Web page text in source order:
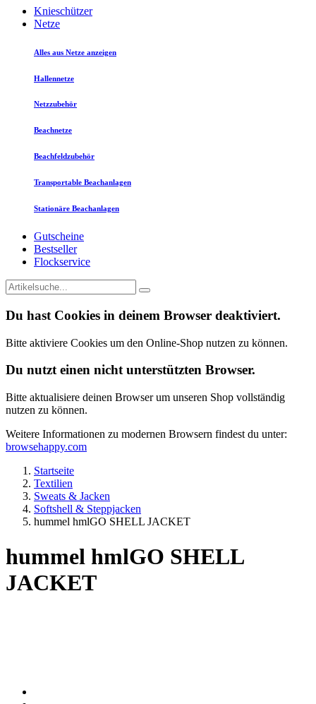
Knieschützer
Netze
Alles aus Netze anzeigen
Hallennetze
Netzzubehör
Beachnetze
Beachfeldzubehör
Transportable Beachanlagen
Stationäre Beachanlagen
Gutscheine
Bestseller
Flockservice
Du hast Cookies in deinem Browser deaktiviert.
Bitte aktiviere Cookies um den Online-Shop nutzen zu können.
Du nutzt einen nicht unterstützten Browser.
Bitte aktualisiere deinen Browser um unseren Shop vollständig
nutzen zu können.
Weitere Informationen zu modernen Browsern findest du unter:
browsehappy.com
Startseite
Textilien
Sweats & Jacken
Softshell & Steppjacken
hummel hmlGO SHELL JACKET
hummel hmlGO SHELL
JACKET